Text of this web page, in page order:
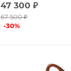
47 300 ₽
67 500₽
-30%